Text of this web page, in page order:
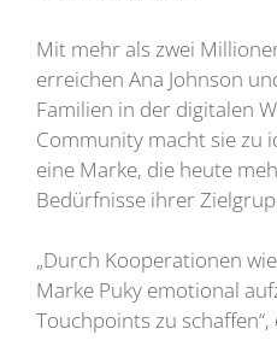
Mit mehr als zwei
erreichen Ana Johnson
Familien in der digitalen
Community macht sie zu
eine Marke, die heute
Bedürfnisse ihrer
„Durch Kooperationen
Marke Puky emotional
Touchpoints zu